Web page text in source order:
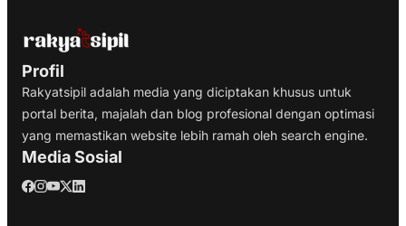
Profil
Rakyatsipil adalah media yang diciptakan khusus untuk
portal berita, majalah dan blog profesional dengan optimasi
yang memastikan website lebih ramah oleh search engine.
Media Sosial